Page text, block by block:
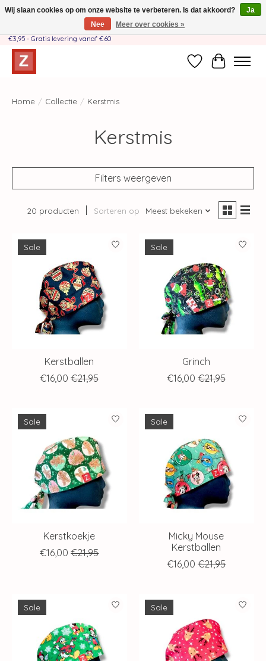
Handgemaakt door moeder-dochterteam❤️ - Verzendkosten BE & NL SLECHTS
€3,95 - Gratis levering vanaf €60
Verlanglijst
Home / Collectie / Kerstmis
Kerstmis
Filters weergeven
20 producten Sorteren op Meest bekeken
Sale
Kerstballen
€16,00 €21,95
Sale
Grinch
€16,00 €21,95
Sale
Kerstkoekje
€16,00 €21,95
Sale
Micky Mouse
Kerstballen
€16,00 €21,95
Sale Sale
Wij slaan cookies op om onze website te verbeteren. Is dat akkoord?
Ja
Nee
Meer over cookies »